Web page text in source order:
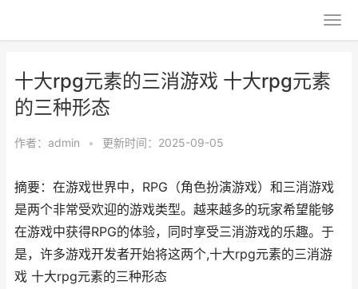
十大rpg元素的三消游戏 十大rpg元素
的三种形态
作者： admin • 更新时间：2025-09-05
摘要：在游戏世界中，RPG（角色扮演游戏）和三消游戏
是两个非常受欢迎的游戏类型。越来越多的玩家希望能够
在游戏中获得RPG的体验，同时享受三消游戏的乐趣。于
是，许多游戏开发者开始将这两个,十大rpg元素的三消游
戏 十大rpg元素的三种形态